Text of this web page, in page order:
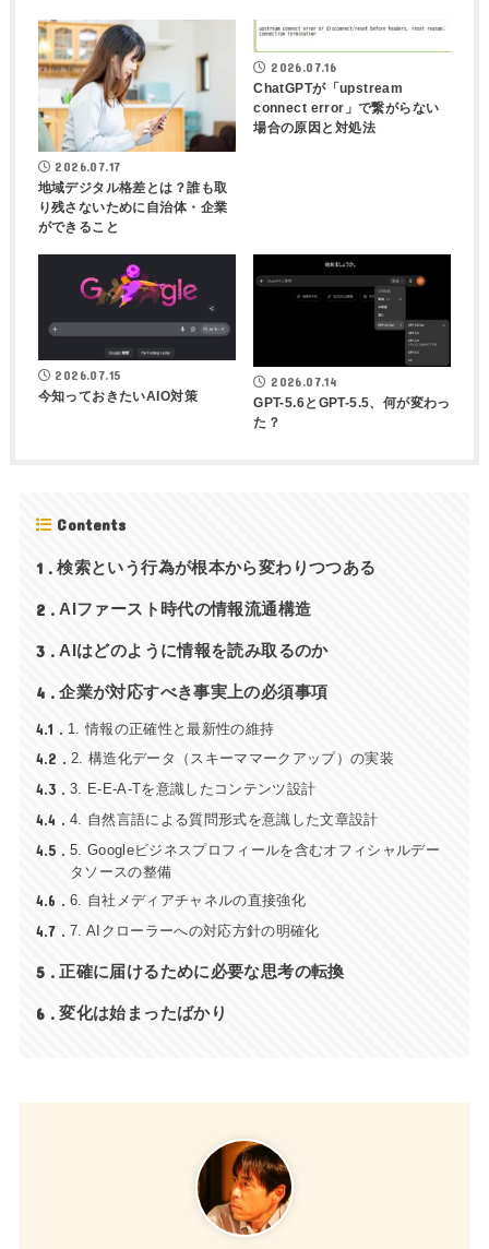
2026.07.17
地域デジタル格差とは？誰も取
り残さないために自治体・企業
ができること
2026.07.16
ChatGPTが「upstream
connect error」で繋がらない
場合の原因と対処法
2026.07.15
今知っておきたいAIO対策
2026.07.14
GPT-5.6とGPT-5.5、何が変わっ
た？
Contents
1 検索という行為が根本から変わりつつある
2 AIファースト時代の情報流通構造
3 AIはどのように情報を読み取るのか
4 企業が対応すべき事実上の必須事項
4.1 1. 情報の正確性と最新性の維持
4.2 2. 構造化データ（スキーママークアップ）の実装
4.3 3. E-E-A-Tを意識したコンテンツ設計
4.4 4. 自然言語による質問形式を意識した文章設計
4.5
5. Googleビジネスプロフィールを含むオフィシャルデー
タソースの整備
4.6 6. 自社メディアチャネルの直接強化
4.7 7. AIクローラーへの対応方針の明確化
5 正確に届けるために必要な思考の転換
6 変化は始まったばかり